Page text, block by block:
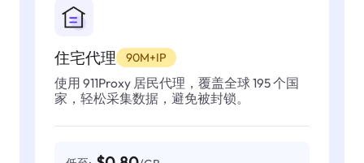
住宅代理 90M+IP
使用 911Proxy 居民代理，覆盖全球 195 个国
家，轻松采集数据，避免被封锁。